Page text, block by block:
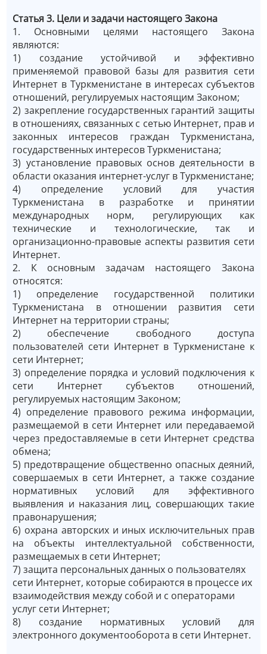
Статья 3. Цели и задачи настоящего Закона
1. Основными целями настоящего Закона
являются:
1) создание устойчивой и эффективно
применяемой правовой базы для развития сети
Интернет в Туркменистане в интересах субъектов
отношений, регулируемых настоящим Законом;
2) закрепление государственных гарантий защиты
в отношениях, связанных с сетью Интернет, прав и
законных интересов граждан Туркменистана,
государственных интересов Туркменистана;
3) установление правовых основ деятельности в
области оказания интернет-услуг в Туркменистане;
4) определение условий для участия
Туркменистана в разработке и принятии
международных норм, регулирующих как
технические и технологические, так и
организационно-правовые аспекты развития сети
Интернет.
2. К основным задачам настоящего Закона
относятся:
1) определение государственной политики
Туркменистана в отношении развития сети
Интернет на территории страны;
2) обеспечение свободного доступа
пользователей сети Интернет в Туркменистане к
сети Интернет;
3) определение порядка и условий подключения к
сети Интернет субъектов отношений,
регулируемых настоящим Законом;
4) определение правового режима информации,
размещаемой в сети Интернет или передаваемой
через предоставляемые в сети Интернет средства
обмена;
5) предотвращение общественно опасных деяний,
совершаемых в сети Интернет, а также создание
нормативных условий для эффективного
выявления и наказания лиц, совершающих такие
правонарушения;
6) охрана авторских и иных исключительных прав
на объекты интеллектуальной собственности,
размещаемых в сети Интернет;
7) защита персональных данных о пользователях
сети Интернет, которые собираются в процессе их
взаимодействия между собой и с операторами
услуг сети Интернет;
8) создание нормативных условий для
электронного документооборота в сети Интернет.